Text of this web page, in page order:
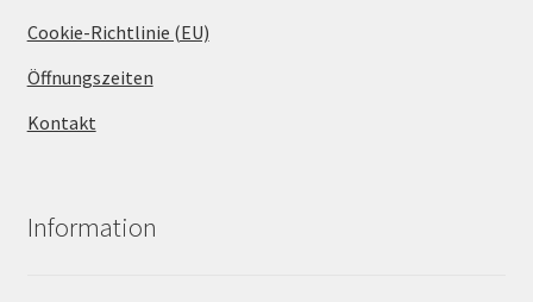
Cookie-Richtlinie (EU)
Öffnungszeiten
Kontakt
Information